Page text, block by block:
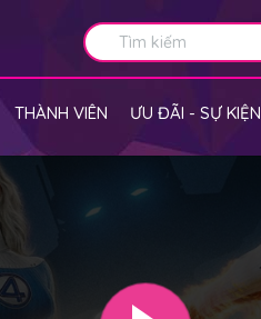
THÀNH VIÊN ƯU ĐÃI - SỰ KIỆN